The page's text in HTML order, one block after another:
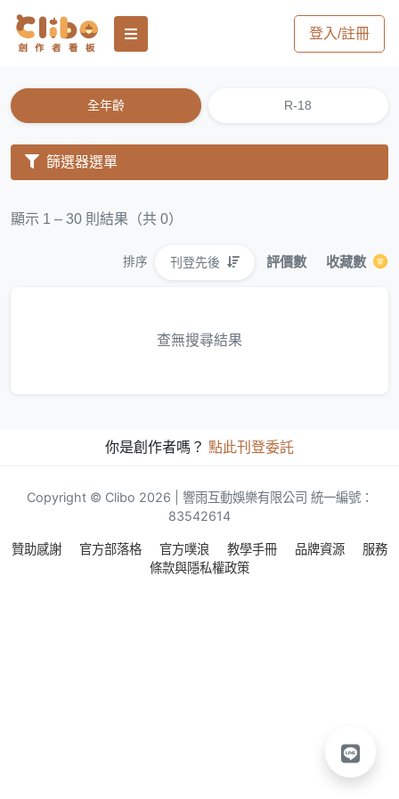
登入/註冊
全年齡 R-18
篩選器選單
顯示 1 – 30 則結果（共 0）
排序 刊登先後 評價數 收藏數
查無搜尋結果
你是創作者嗎？ 點此刊登委託
Copyright © Clibo 2026 | 響雨互動娛樂有限公司 統一編號：
83542614
贊助感謝 官方部落格 官方噗浪 教學手冊 品牌資源
服務
條款與隱私權政策